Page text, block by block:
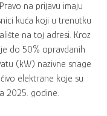
na prijavu imaju
kuća koji u trenutku
na toj adresi. Kroz
do 50% opravdanih
(kW) nazivne snage
elektrane koje su
2025. godine.